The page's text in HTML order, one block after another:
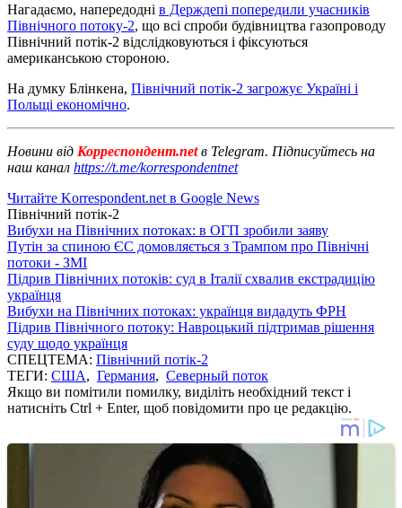
Нагадаємо, напередодні в Держдепі попередили учасників
Північного потоку-2, що всі спроби будівництва газопроводу
Північний потік-2 відслідковуються і фіксуються
американською стороною.
На думку Блінкена, Північний потік-2 загрожує Україні і
Польщі економічно.
Новини від Корреспондент.netв Telegram. Підписуйтесь на
наш канал https://t.me/korrespondentnet
Читайте Korrespondent.net в Google News
Північний потік-2
Вибухи на Північних потоках: в ОГП зробили заяву
Путін за спиною ЄС домовляється з Трампом про Північні
потоки - ЗМІ
Підрив Північних потоків: суд в Італії схвалив екстрадицію
українця
Вибухи на Північних потоках: українця видадуть ФРН
Підрив Північного потоку: Навроцький підтримав рішення
суду щодо українця
СПЕЦТЕМА: Північний потік-2
ТЕГИ: США, Германия, Северный поток
Якщо ви помітили помилку, виділіть необхідний текст і
натисніть Ctrl + Enter, щоб повідомити про це редакцію.